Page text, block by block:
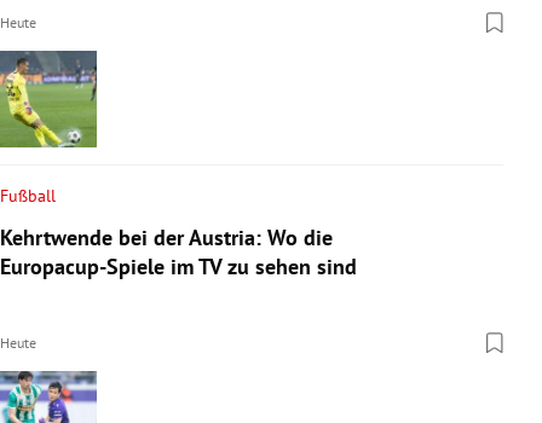
Heute
Fußball
Kehrtwende bei der Austria: Wo die
Europacup-Spiele im TV zu sehen sind
Heute